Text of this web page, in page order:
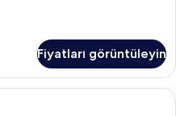
Fiyatları görüntüleyin
Anti alerjik yatak takımı, ücretsiz